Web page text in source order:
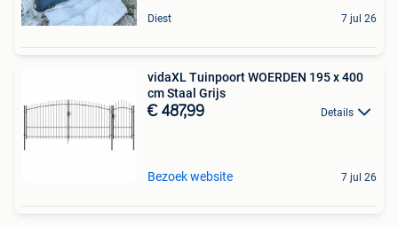
Diest 7 jul 26
vidaXL Tuinpoort WOERDEN 195 x 400
cm Staal Grijs
€ 487,99 Details
Bezoek website 7 jul 26